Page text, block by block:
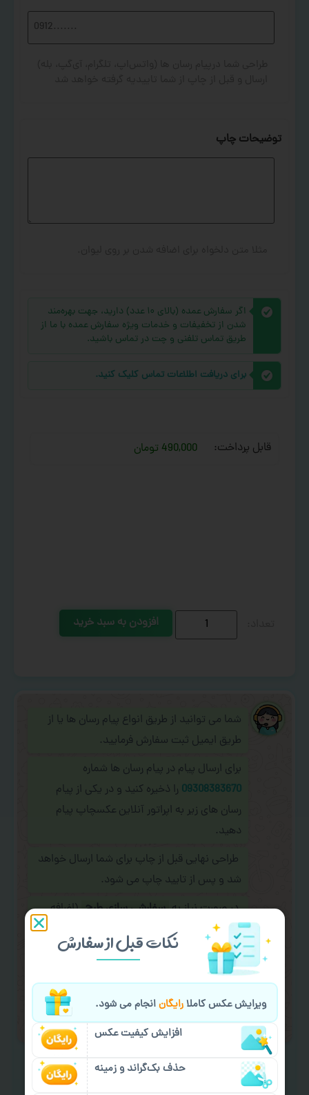
توضیحات چاپ
اگر سفارش عمده (بالای ۱۰ عدد) دارید، جهت بهره‌مند
شدن از تخفیفات و خدمات ویژه سفارش عمده با ما از
طریق تماس تلفنی و چت در تماس باشید.
برای دریافت اطلاعات تماس کلیک کنید.
قابل پرداخت: 490,000 تومان
افزودن به سبد خرید
شما می توانید از طریق انواع پیام رسان ها یا از
طریق ایمیل ثبت سفارش فرمایید.
برای ارسال پیام در پیام رسان ها شماره
09308383670 را ذخیره کنید و در یکی از پیام
رسان های زیر به اپراتور آنلاین عکسچاپ پیام
دهید.
طراحی نهایی قبل از چاپ برای شما ارسال خواهد
شد و پس از تایید چاپ می شود.
در صورت نیاز به سفارشی سازی طرح (اضافه
کردن متن و عکس) یا
کادو کردن سفارش با اپراتو عکسچاپ هماهنگی
لازم را انجام دهید.
ایمیل جهت ثبت یا پیگیری سفارش:
aks4chap.com@gmail.com
نکات قبل از سفارش
ویرایش عکس کاملارایگانانجام می شود.
افزایش کیفیت عکس
حذف بک‌گراند و زمینه